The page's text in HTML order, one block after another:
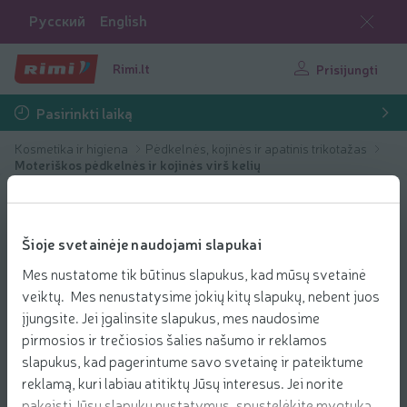
Šioje svetainėje naudojami slapukai
Mes nustatome tik būtinus slapukus, kad mūsų svetainė
veiktų. Mes nenustatysime jokių kitų slapukų, nebent juos
įjungsite. Jei įgalinsite slapukus, mes naudosime
pirmosios ir trečiosios šalies našumo ir reklamos
slapukus, kad pagerintume savo svetainę ir pateiktume
reklamą, kuri labiau atitiktų Jūsų interesus. Jei norite
Русский English
Rimi.lt Prisijungti
Pasirinkti laiką
Kosmetika ir higiena
Pėdkelnės, kojinės ir apatinis trikotažas
Moteriškos pėdkelnės ir kojinės virš kelių